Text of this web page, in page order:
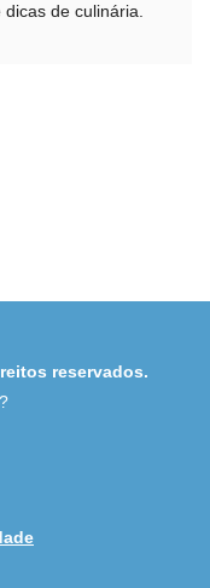
de culinária.
reservados.